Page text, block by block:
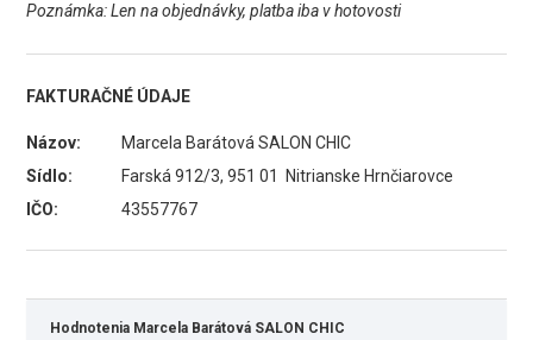
Poznámka: Len na objednávky, platba iba v hotovosti
FAKTURAČNÉ ÚDAJE
Názov:
Marcela Barátová SALON CHIC
Sídlo:
Farská 912/3, 951 01 Nitrianske Hrnčiarovce
IČO:
43557767
Hodnotenia Marcela Barátová SALON CHIC